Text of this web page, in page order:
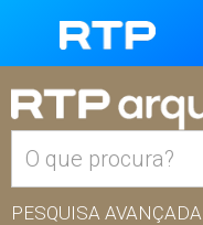
PESQUISA AVANÇADA